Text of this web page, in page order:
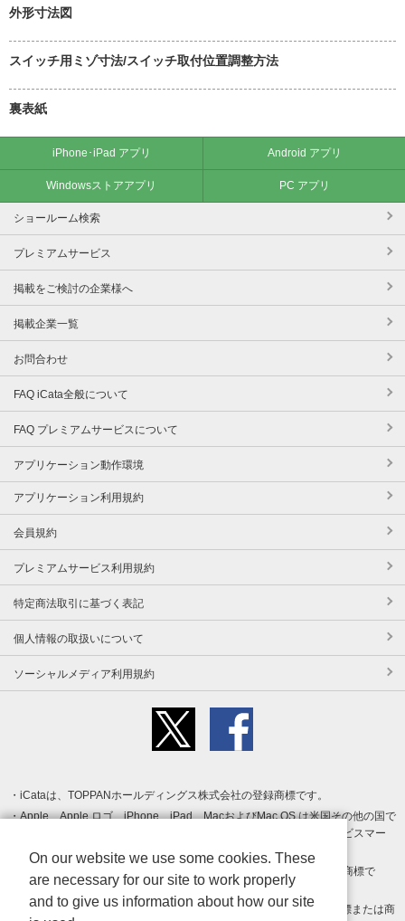
外形寸法図
スイッチ用ミゾ寸法/スイッチ取付位置調整方法
裏表紙
iPhone･iPad アプリ Android アプリ
Windowsストアアプリ PC アプリ
ショールーム検索
プレミアムサービス
掲載をご検討の企業様へ
掲載企業一覧
お問合わせ
FAQ iCata全般について
FAQ プレミアムサービスについて
アプリケーション動作環境
アプリケーション利用規約
会員規約
プレミアムサービス利用規約
特定商法取引に基づく表記
個人情報の取扱いについて
ソーシャルメディア利用規約
iCataは、TOPPANホールディングス株式会社の登録商標です。
Apple、Apple ロゴ、iPhone、iPad、MacおよびMac OS は米国その他の国で
登録された Apple Inc. の商標です。App Store は Apple Inc. のサービスマー
クです。
Android、Google Play および Google Play ロゴ は Google LLC の商標で
す。
Windows は Microsoft Inc.の米国およびその他の国における登録商標または商
On our website we use some cookies. These
are necessary for our site to work properly
and to give us information about how our site